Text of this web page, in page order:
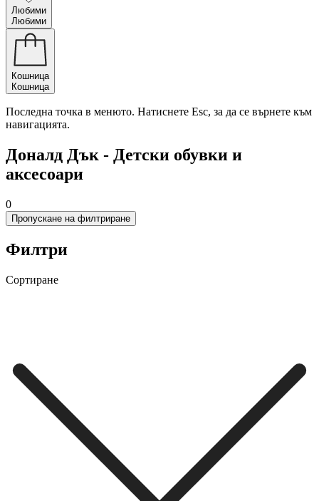
Любими
Любими
Кошница
Кошница
Последна точка в менюто. Натиснете Esc, за да се върнете към
навигацията.
Доналд Дък - Детски обувки и
аксесоари
0
Пропускане на филтриране
Филтри
Сортиране